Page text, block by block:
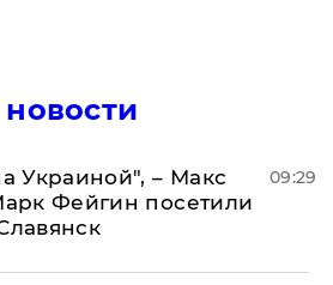
Украиной", – Макс
Фейгин посетили
09:29